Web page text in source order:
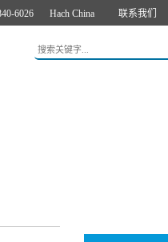
联系我们
Hach China
6026